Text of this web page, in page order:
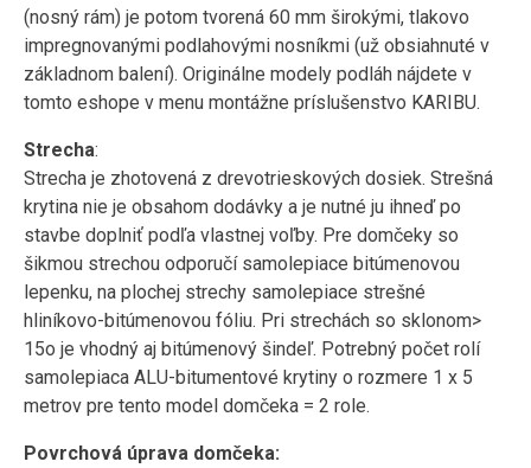
(nosný rám) je potom tvorená 60 mm širokými, tlakovo
impregnovanými podlahovými nosníkmi (už obsiahnuté v
základnom balení). Originálne modely podláh nájdete v
tomto eshope v menu montážne príslušenstvo KARIBU.
Strecha:
Strecha je zhotovená z drevotrieskových dosiek. Strešná
krytina nie je obsahom dodávky a je nutné ju ihneď po
stavbe doplniť podľa vlastnej voľby. Pre domčeky so
šikmou strechou odporučí samolepiace bitúmenovou
lepenku, na plochej strechy samolepiace strešné
hliníkovo-bitúmenovou fóliu. Pri strechách so sklonom>
15o je vhodný aj bitúmenový šindeľ. Potrebný počet rolí
samolepiaca ALU-bitumentové krytiny o rozmere 1 x 5
metrov pre tento model domčeka = 2 role.
Povrchová úprava domčeka: